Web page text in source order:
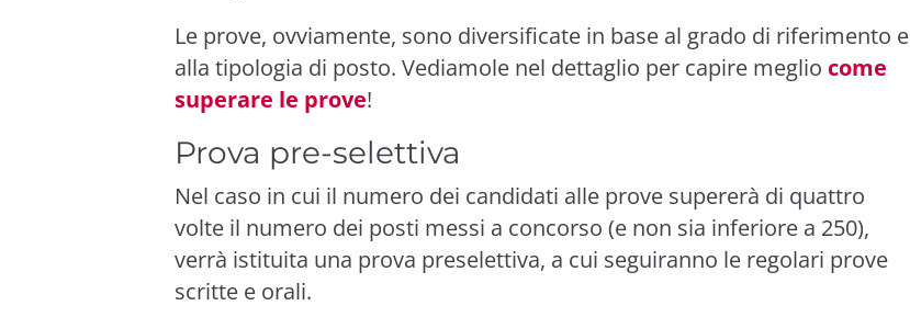
Le prove, ovviamente, sono diversificate in base al grado di riferimento e
alla tipologia di posto. Vediamole nel dettaglio per capire meglio come
superare le prove!
Prova pre-selettiva
Nel caso in cui il numero dei candidati alle prove supererà di quattro
volte il numero dei posti messi a concorso (e non sia inferiore a 250),
verrà istituita una prova preselettiva, a cui seguiranno le regolari prove
scritte e orali.